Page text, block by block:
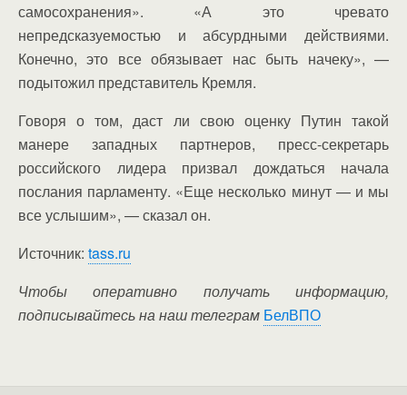
самосохранения». «А это чревато
непредсказуемостью и абсурдными действиями.
Конечно, это все обязывает нас быть начеку», —
подытожил представитель Кремля.
Говоря о том, даст ли свою оценку Путин такой
манере западных партнеров, пресс-секретарь
российского лидера призвал дождаться начала
послания парламенту. «Еще несколько минут — и мы
все услышим», — сказал он.
Источник: tass.ru
Чтобы оперативно получать информацию,
подписывайтесь на наш телеграм БелВПО